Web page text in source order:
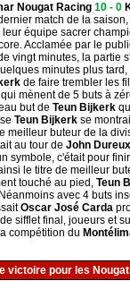
Nougat Racing10 - 0
match de la
leur équipe sacrer
Acclamée par le
vingt minutes, la partie
minutes plus tard,
de faire trembler les
mènent de 5 buts à
but de Teun Bijkerk
Teun Bijkerk se
meilleur buteur de la
au tour de John Dureux
symbole, c'était pour
le titre de meilleur
touché au pied, Teun
avec 4 buts
Oscar José Carda
sifflet final, joueurs et
compétition du
victoire pour les